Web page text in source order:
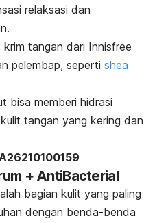
relaksasi dan
tangan dari Innisfree
pelembap, seperti shea
bisa memberi hidrasi
tangan yang kering dan
+ AntiBacterial
bagian kulit yang paling
dengan benda-benda